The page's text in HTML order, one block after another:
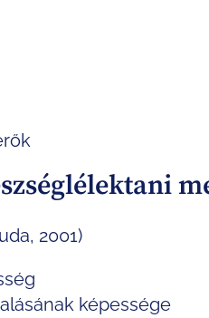
2001)
képessége